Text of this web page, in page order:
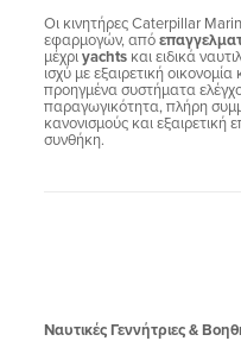
Οι κινητήρες Caterpillar
εφαρμογών, από
μέχριyachts και ειδικά
ισχύ με εξαιρετική
προηγμένα συστήματα
παραγωγικότητα, πλήρη
κανονισμούς και εξαιρετική
συνθήκη.
Ναυτικές Γεννήτριες &